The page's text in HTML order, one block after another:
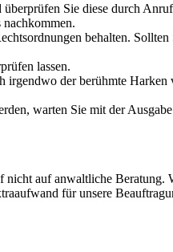
Sie diese durch
behalten. Sollten
lassen.
der berühmte
warten Sie mit der
auf anwaltliche Beratung.
für unsere